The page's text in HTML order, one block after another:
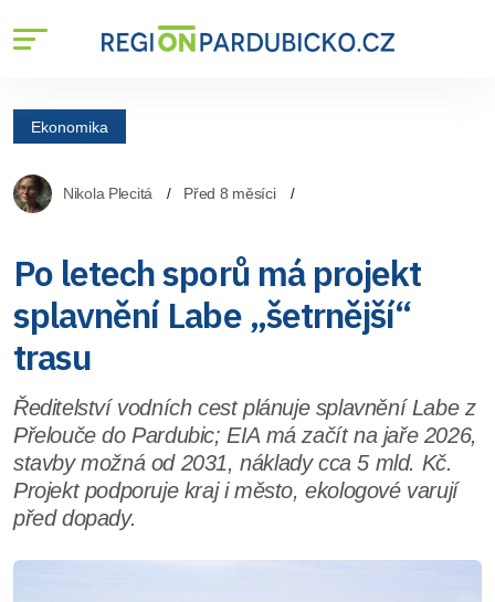
Ekonomika
Nikola Plecitá Před 8 měsíci
Po letech sporů má projekt
splavnění Labe „šetrnější“
trasu
Ředitelství vodních cest plánuje splavnění Labe z
Přelouče do Pardubic; EIA má začít na jaře 2026,
stavby možná od 2031, náklady cca 5 mld. Kč.
Projekt podporuje kraj i město, ekologové varují
před dopady.